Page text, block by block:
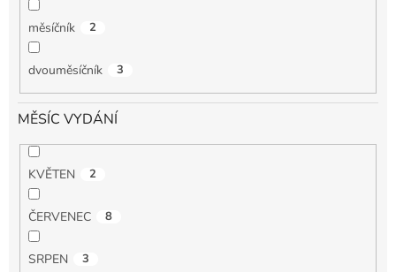
měsíčník 2
dvouměsíčník 3
MĚSÍC VYDÁNÍ
KVĚTEN 2
ČERVENEC 8
SRPEN 3